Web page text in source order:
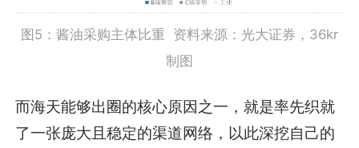
图5：酱油采购主体比重 资料来源：光大证券，36kr
制图
而海天能够出圈的核心原因之一，就是率先织就
了一张庞大且稳定的渠道网络，以此深挖自己的